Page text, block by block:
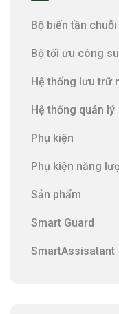
Bộ biến tần
Bộ tối ưu công
Hệ thống lưu trữ
Hệ thống quản lý
Phụ kiện
Phụ kiện năng
Sản phẩm
Smart Guard
SmartAssisatant